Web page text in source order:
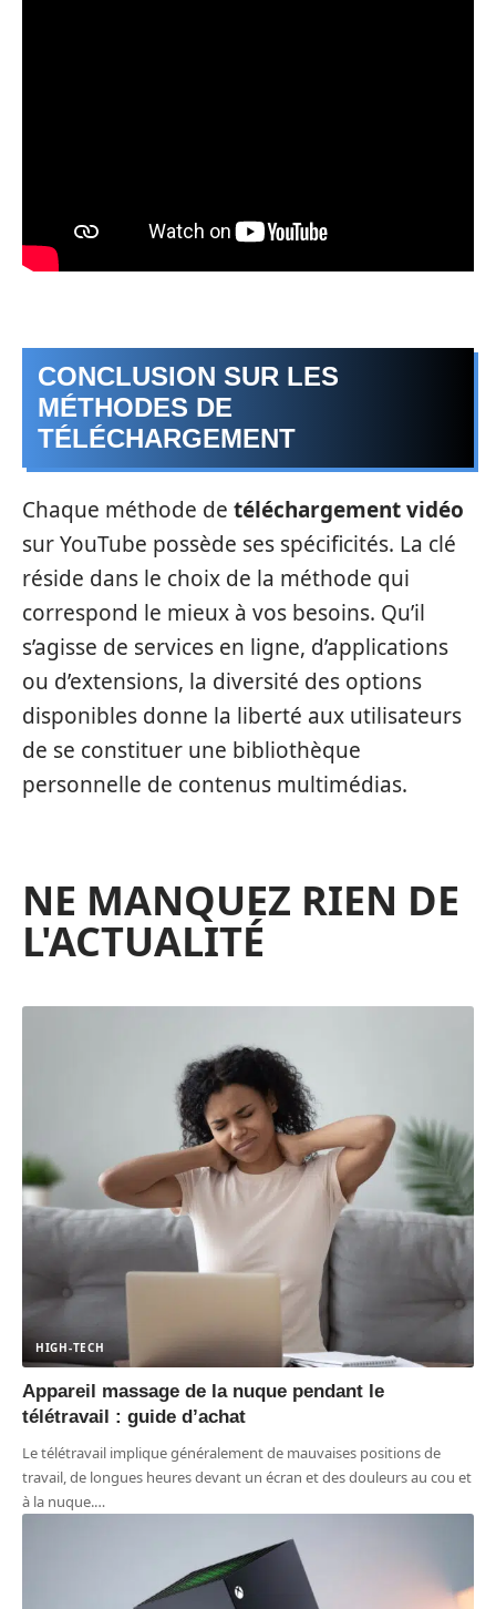
CONCLUSION SUR LES
MÉTHODES DE
TÉLÉCHARGEMENT
Chaque méthode de téléchargement vidéo
sur YouTube possède ses spécificités. La clé
réside dans le choix de la méthode qui
correspond le mieux à vos besoins. Qu’il
s’agisse de services en ligne, d’applications
ou d’extensions, la diversité des options
disponibles donne la liberté aux utilisateurs
de se constituer une bibliothèque
personnelle de contenus multimédias.
NE MANQUEZ RIEN DE
L'ACTUALITÉ
HIGH-TECH
Appareil massage de la nuque pendant le
télétravail : guide d’achat
Le télétravail implique généralement de mauvaises positions de
travail, de longues heures devant un écran et des douleurs au cou et
à la nuque.…